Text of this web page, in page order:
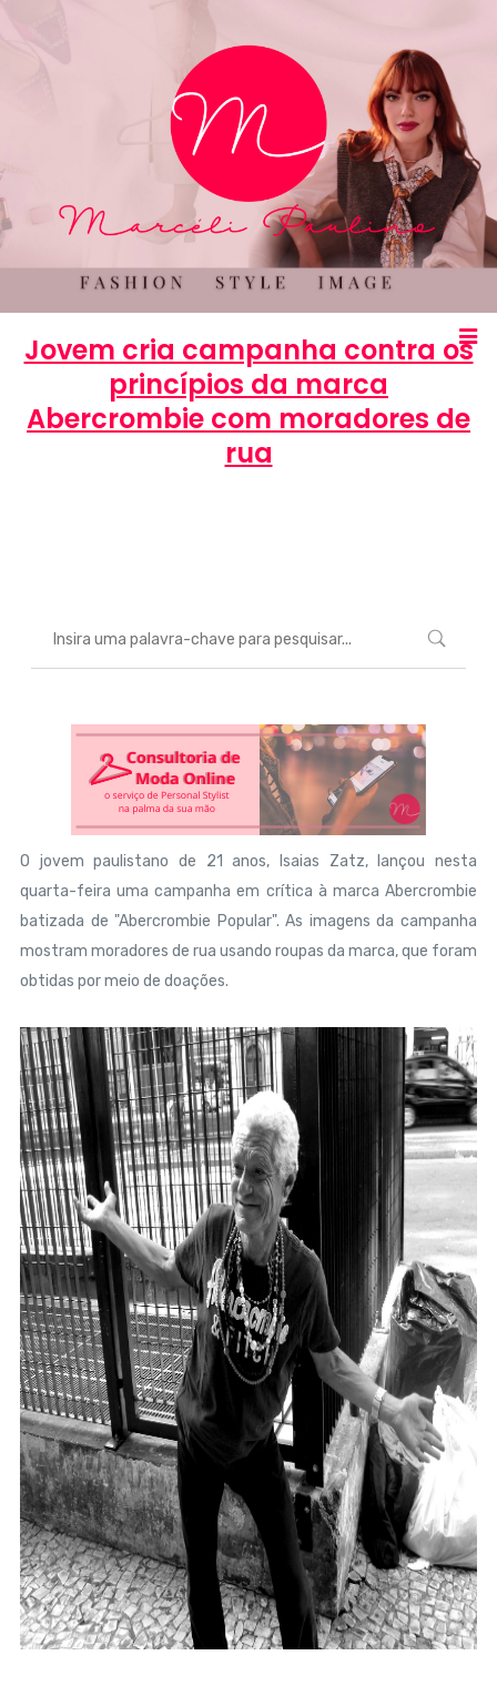
Jovem cria campanha contra os
princípios da marca
Abercrombie com moradores de
rua
O jovem paulistano de 21 anos, Isaias Zatz, lançou nesta
quarta-feira uma campanha em crítica à marca Abercrombie
batizada de "Abercrombie Popular". As imagens da campanha
mostram moradores de rua usando roupas da marca, que foram
obtidas por meio de doações.